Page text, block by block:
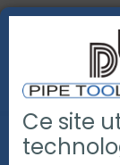
PRODUITS
OUTILS POUR
Ce site